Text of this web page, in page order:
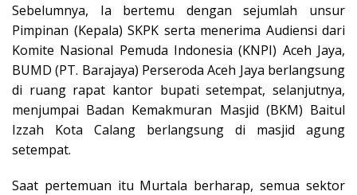
Sebelumnya, Ia bertemu dengan sejumlah unsur
Pimpinan (Kepala) SKPK serta menerima Audiensi dari
Komite Nasional Pemuda Indonesia (KNPI) Aceh Jaya,
BUMD (PT. Barajaya) Perseroda Aceh Jaya berlangsung
di ruang rapat kantor bupati setempat, selanjutnya,
menjumpai Badan Kemakmuran Masjid (BKM) Baitul
Izzah Kota Calang berlangsung di masjid agung
setempat.
Saat pertemuan itu Murtala berharap, semua sektor